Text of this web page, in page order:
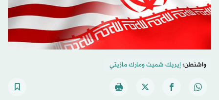
واشنطن:إيريك شميتومارك مازيتي